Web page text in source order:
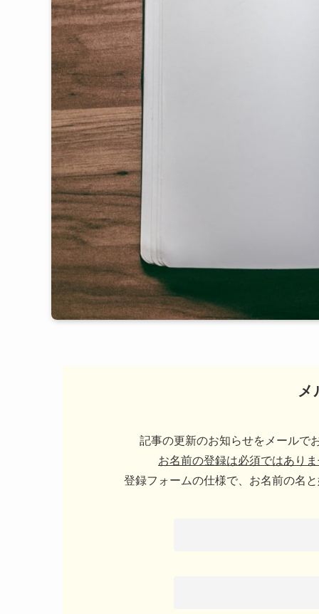
メ
記事の更新のお知らせをメールで
お名前の登録は必須ではあり
登録フォームの仕様で、お名前の名